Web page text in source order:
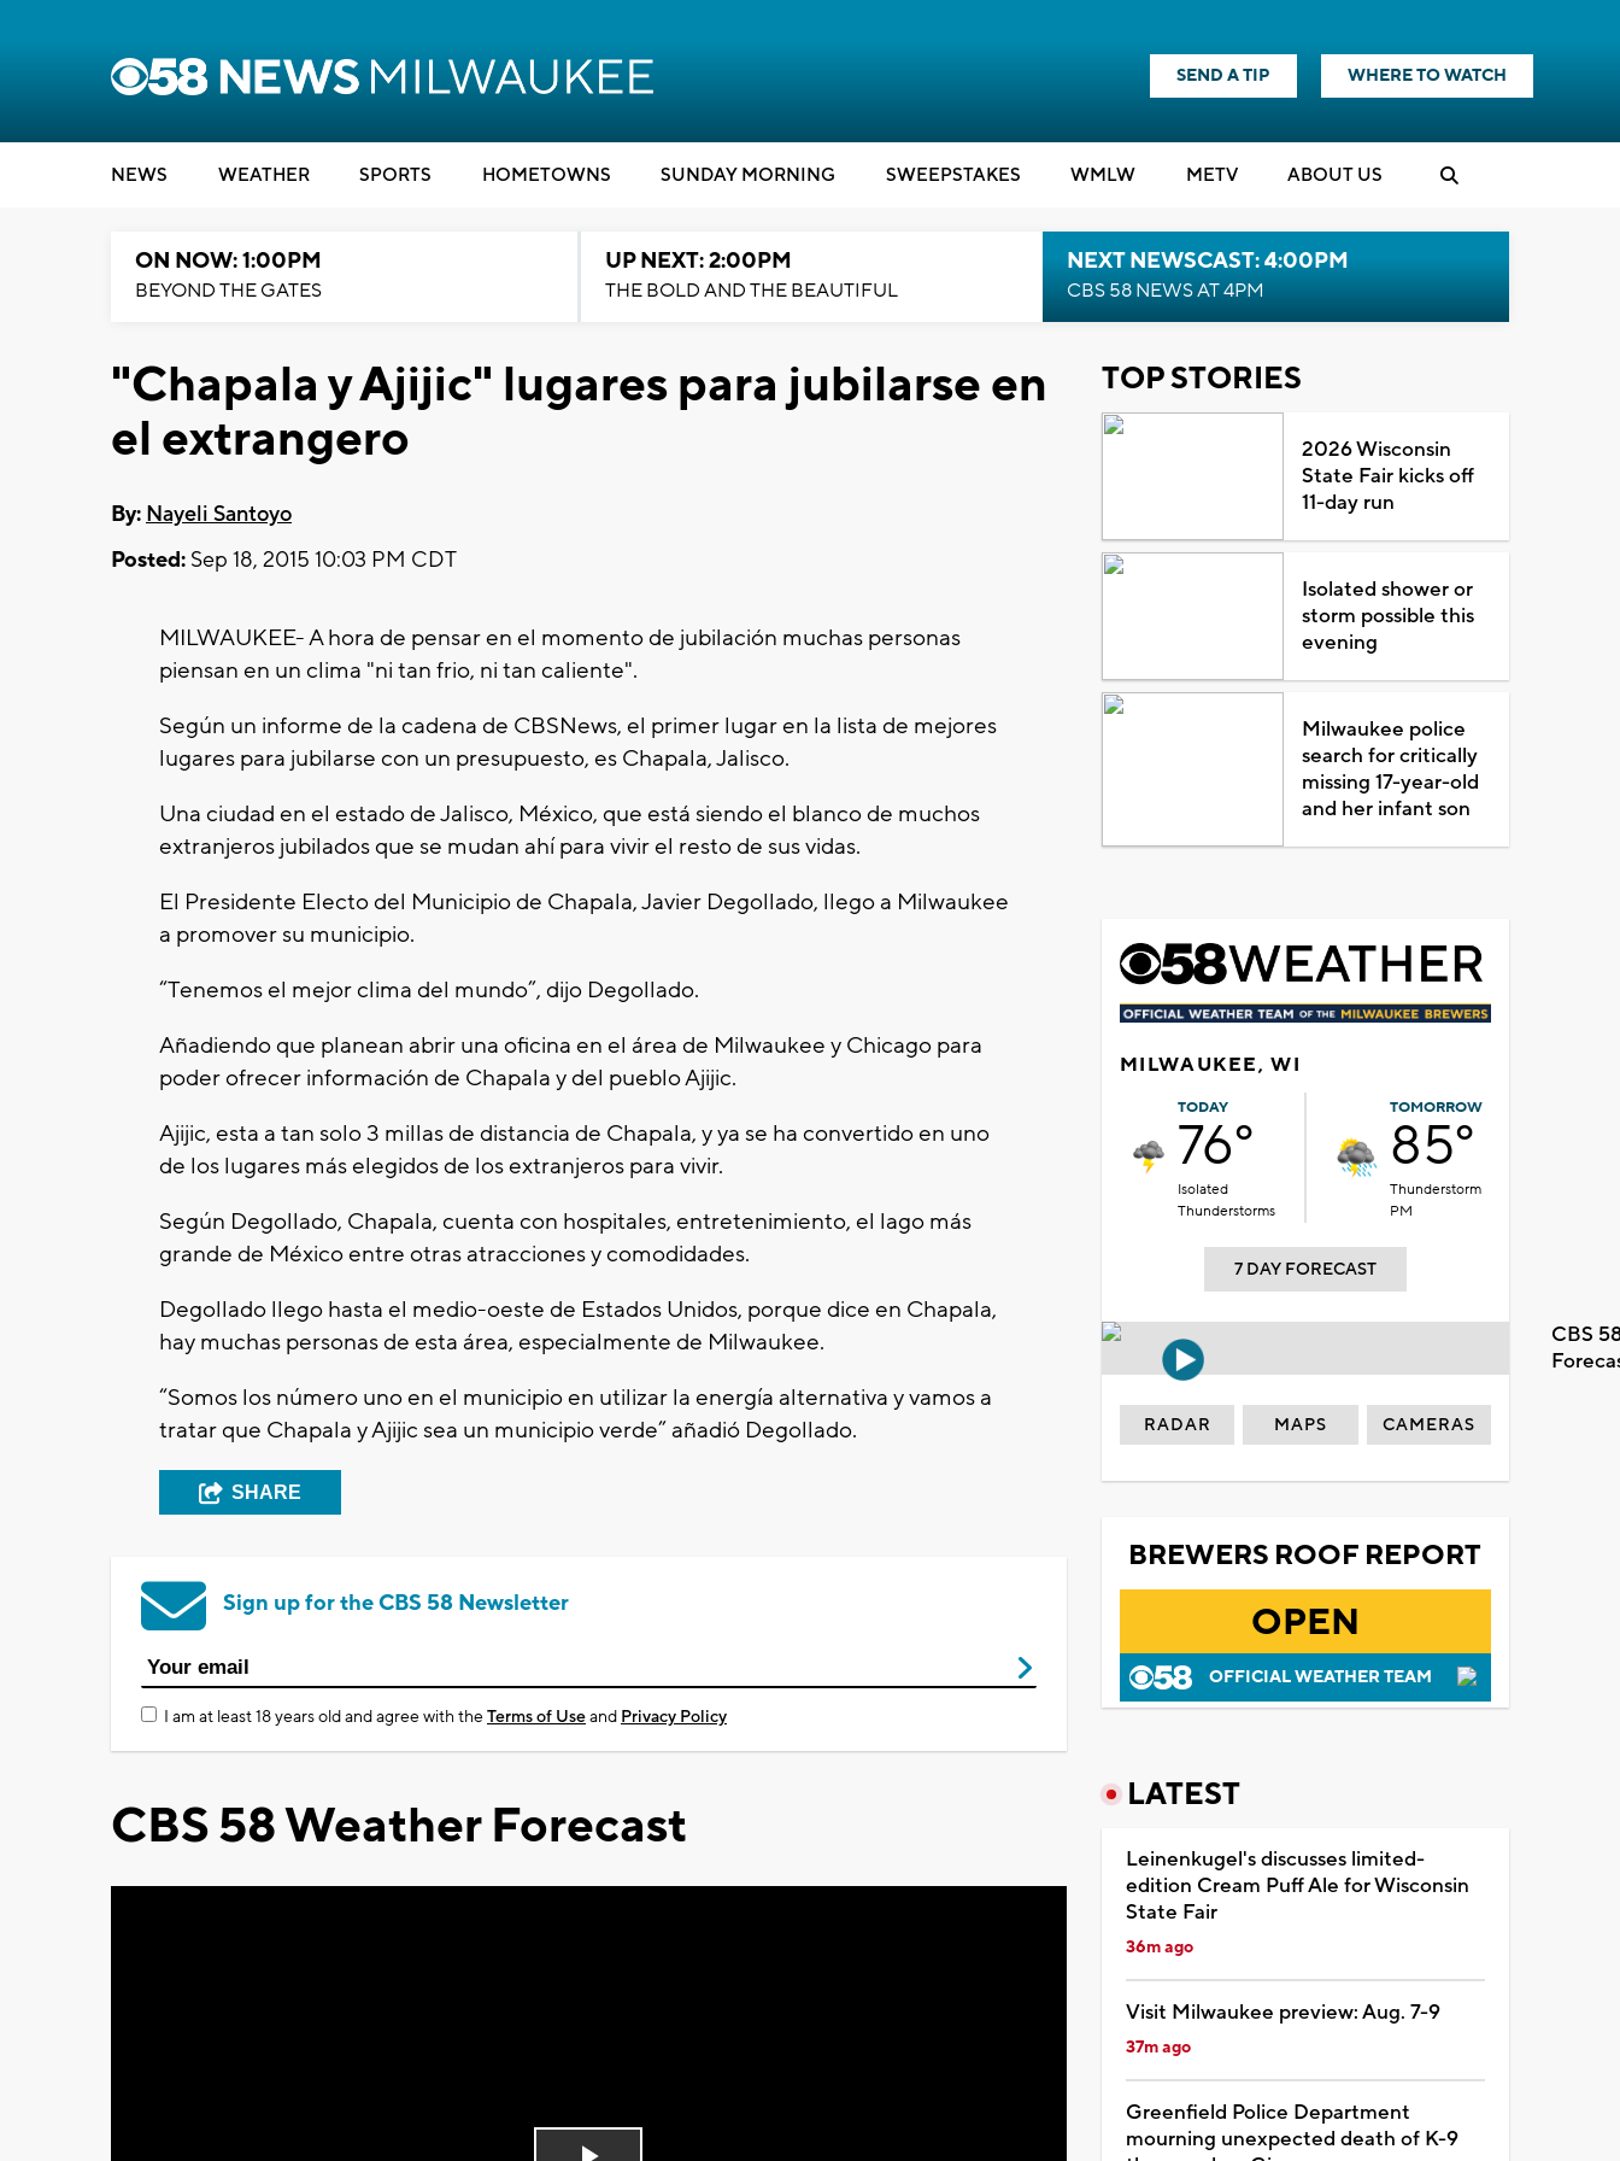
SEND A TIP WHERE TO WATCH
NEWS WEATHER SPORTS HOMETOWNS SUNDAY MORNING SWEEPSTAKES WMLW METV ABOUT US
ON NOW: 1:00PM
BEYOND THE GATES
UP NEXT: 2:00PM
THE BOLD AND THE BEAUTIFUL
NEXT NEWSCAST: 4:00PM
CBS 58 NEWS AT 4PM
"Chapala y Ajijic" lugares para jubilarse en
el extrangero
By: Nayeli Santoyo
Posted: Sep 18, 2015 10:03 PM CDT
MILWAUKEE- A hora de pensar en el momento de jubilación muchas personas
piensan en un clima "ni tan frio, ni tan caliente".
Según un informe de la cadena de CBSNews, el primer lugar en la lista de mejores
lugares para jubilarse con un presupuesto, es Chapala, Jalisco.
Una ciudad en el estado de Jalisco, México, que está siendo el blanco de muchos
extranjeros jubilados que se mudan ahí para vivir el resto de sus vidas.
El Presidente Electo del Municipio de Chapala, Javier Degollado, llego a Milwaukee
a promover su municipio.
“Tenemos el mejor clima del mundo”, dijo Degollado.
Añadiendo que planean abrir una oficina en el área de Milwaukee y Chicago para
poder ofrecer información de Chapala y del pueblo Ajijic.
Ajijic, esta a tan solo 3 millas de distancia de Chapala, y ya se ha convertido en uno
de los lugares más elegidos de los extranjeros para vivir.
Según Degollado, Chapala, cuenta con hospitales, entretenimiento, el lago más
grande de México entre otras atracciones y comodidades.
Degollado llego hasta el medio-oeste de Estados Unidos, porque dice en Chapala,
hay muchas personas de esta área, especialmente de Milwaukee.
“Somos los número uno en el municipio en utilizar la energía alternativa y vamos a
tratar que Chapala y Ajijic sea un municipio verde” añadió Degollado.
SHARE
Sign up for the CBS 58 Newsletter
I am at least 18 years old and agree with theTerms of Useand Privacy Policy
CBS 58 Weather Forecast
TOP STORIES
2026 Wisconsin
State Fair kicks off
11-day run
Isolated shower or
storm possible this
evening
Milwaukee police
search for critically
missing 17-year-old
and her infant son
MILWAUKEE, WI
TODAY
76°
Isolated
Thunderstorms
TOMORROW
85°
Thunderstorm
PM
7 DAY FORECAST
CBS
RADAR MAPS CAMERAS
BREWERS ROOF REPORT
OPEN
OFFICIAL WEATHER TEAM
LATEST
Leinenkugel's discusses limited-
edition Cream Puff Ale for Wisconsin
State Fair
36m ago
Visit Milwaukee preview: Aug. 7-9
37m ago
Greenfield Police Department
mourning unexpected death of K-9